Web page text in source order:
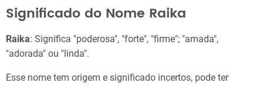
Significado do Nome Raika
Raika: Significa "poderosa", "forte", "firme"; "amada",
"adorada" ou "linda".
Esse nome tem origem e significado incertos, pode ter